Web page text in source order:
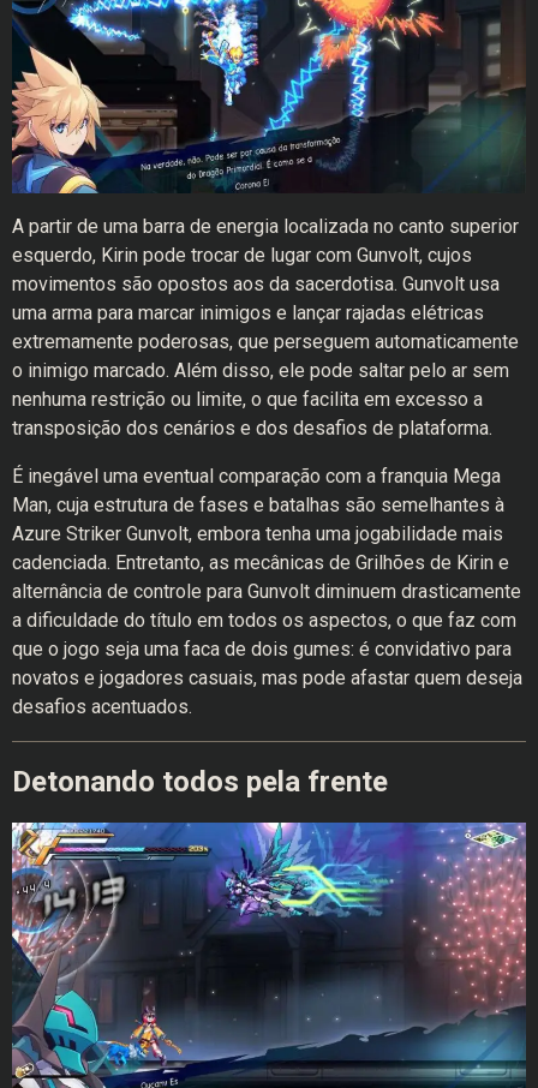
A partir de uma barra de energia localizada no canto superior
esquerdo, Kirin pode trocar de lugar com Gunvolt, cujos
movimentos são opostos aos da sacerdotisa. Gunvolt usa
uma arma para marcar inimigos e lançar rajadas elétricas
extremamente poderosas, que perseguem automaticamente
o inimigo marcado. Além disso, ele pode saltar pelo ar sem
nenhuma restrição ou limite, o que facilita em excesso a
transposição dos cenários e dos desafios de plataforma.
É inegável uma eventual comparação com a franquia Mega
Man, cuja estrutura de fases e batalhas são semelhantes à
Azure Striker Gunvolt, embora tenha uma jogabilidade mais
cadenciada. Entretanto, as mecânicas de Grilhões de Kirin e
alternância de controle para Gunvolt diminuem drasticamente
a dificuldade do título em todos os aspectos, o que faz com
que o jogo seja uma faca de dois gumes: é convidativo para
novatos e jogadores casuais, mas pode afastar quem deseja
desafios acentuados.
Detonando todos pela frente